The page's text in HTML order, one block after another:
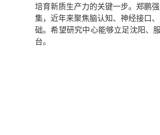
培育新质生产力的关键一步。郑鹏
集，近年来聚焦脑认知、神经接口
础。希望研究中心能够立足沈阳、
台。